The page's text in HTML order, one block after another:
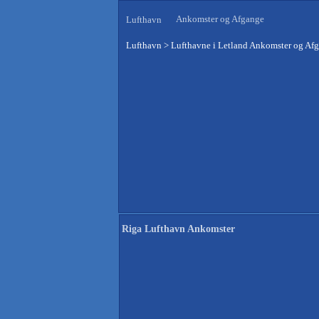
Lufthavn Ankomster og Afgange
Lufthavn > Lufthavne i Letland Ankomster og
Riga Lufthavn Ankomster